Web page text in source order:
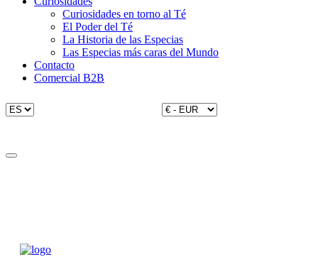
Curiosidades en torno al Té
El Poder del Té
La Historia de las Especias
Las Especias más caras del Mundo
Contacto
Comercial B2B